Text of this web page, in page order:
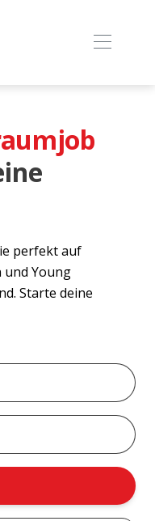
perfekt auf
und Young
Starte deine